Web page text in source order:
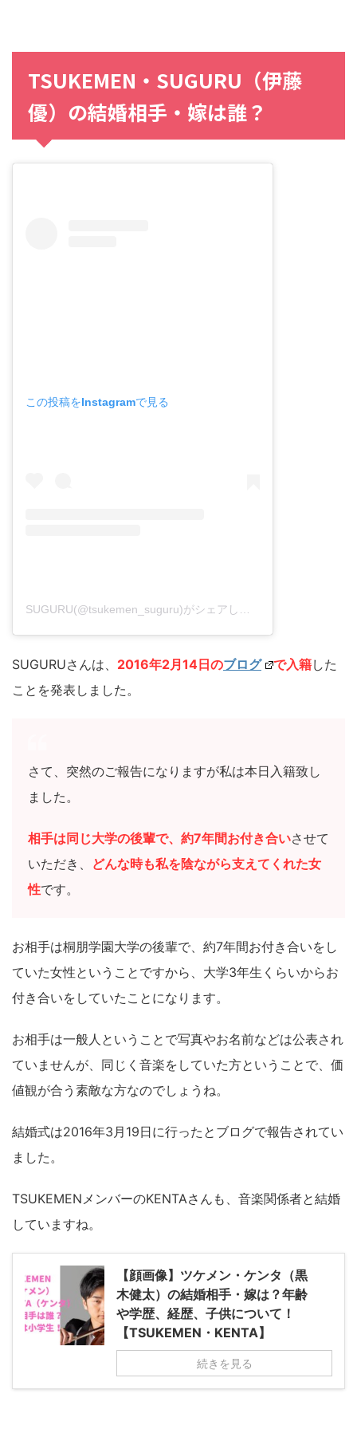
TSUKEMEN・SUGURU（伊藤
優）の結婚相手・嫁は誰？
この投稿をInstagramで見る
SUGURUさんは、 2016年2月14日のブログ で入籍した
ことを発表しました。
さて、突然のご報告になりますが私は本日入籍致し
ました。
相手は同じ大学の後輩で、約7年間お付き合いさせて
いただき、 どんな時も私を陰ながら支えてくれた女
性です。
お相手は桐朋学園大学の後輩で、約7年間お付き合いをし
ていた女性ということですから、大学3年生くらいからお
付き合いをしていたことになります。
お相手は一般人ということで写真やお名前などは公表され
ていませんが、同じく音楽をしていた方ということで、価
値観が合う素敵な方なのでしょうね。
結婚式は2016年3月19日に行ったとブログで報告されてい
ました。
TSUKEMENメンバーのKENTAさんも、音楽関係者と結婚
していますね。
【顔画像】ツケメン・ケンタ（黒
木健太）の結婚相手・嫁は？年齢
や学歴、経歴、子供について！
【TSUKEMEN・KENTA】
続きを見る